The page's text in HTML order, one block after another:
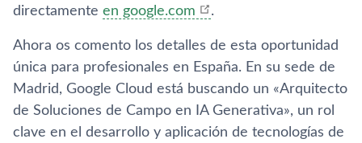
directamente en google.com .
Ahora os comento los detalles de esta oportunidad
única para profesionales en España. En su sede de
Madrid, Google Cloud está buscando un «Arquitecto
de Soluciones de Campo en IA Generativa», un rol
clave en el desarrollo y aplicación de tecnologías de